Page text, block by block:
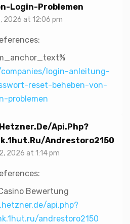
Login-Problemen
2026 at 12:06 pm
login-anleitung-
reset-beheben-von-
problemen
api.php?
andrestoro2150
2026 at 1:14 pm
Bewertung
api.php?
andrestoro2150